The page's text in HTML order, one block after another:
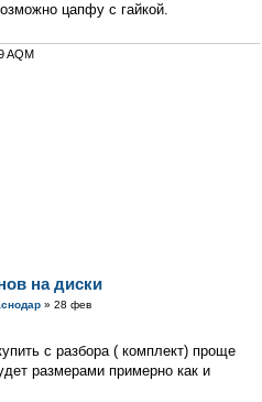
цапфу с гайкой.
AQM
на диски
» 28 фев
с разбора ( комплект) проще
размерами примерно как и